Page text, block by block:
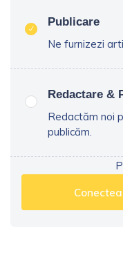
Publicare
Ne furnizezi
Redactare &
Redactăm noi
publicăm.